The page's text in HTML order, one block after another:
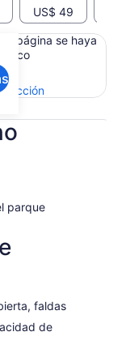
US$ 49
página se haya
Se
en
parque
faldas
de